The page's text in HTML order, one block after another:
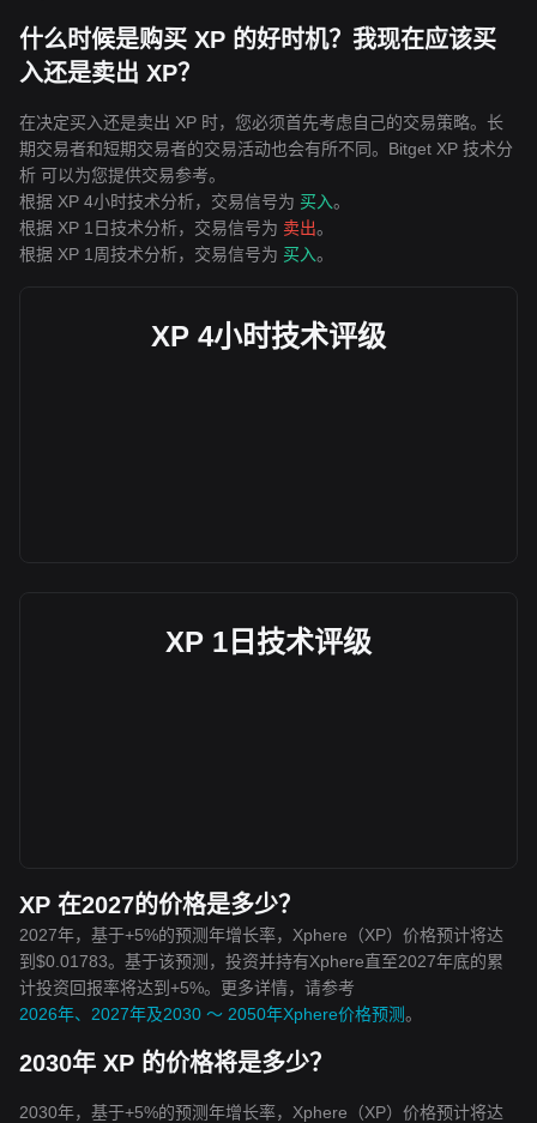
什么时候是购买 XP 的好时机？我现在应该买
入还是卖出 XP？
在决定买入还是卖出 XP 时，您必须首先考虑自己的交易策略。长
期交易者和短期交易者的交易活动也会有所不同。Bitget XP 技术分
析 可以为您提供交易参考。
根据 XP 4小时技术分析，交易信号为 买入。
根据 XP 1日技术分析，交易信号为 卖出。
根据 XP 1周技术分析，交易信号为 买入。
XP 4小时技术评级
XP 1日技术评级
XP 在2027的价格是多少？
2027年，基于+5%的预测年增长率，Xphere（XP）价格预计将达
到$0.01783。基于该预测，投资并持有Xphere直至2027年底的累
计投资回报率将达到+5%。更多详情，请参考
2026年、2027年及2030 ～ 2050年Xphere价格预测。
2030年 XP 的价格将是多少？
2030年，基于+5%的预测年增长率，Xphere（XP）价格预计将达